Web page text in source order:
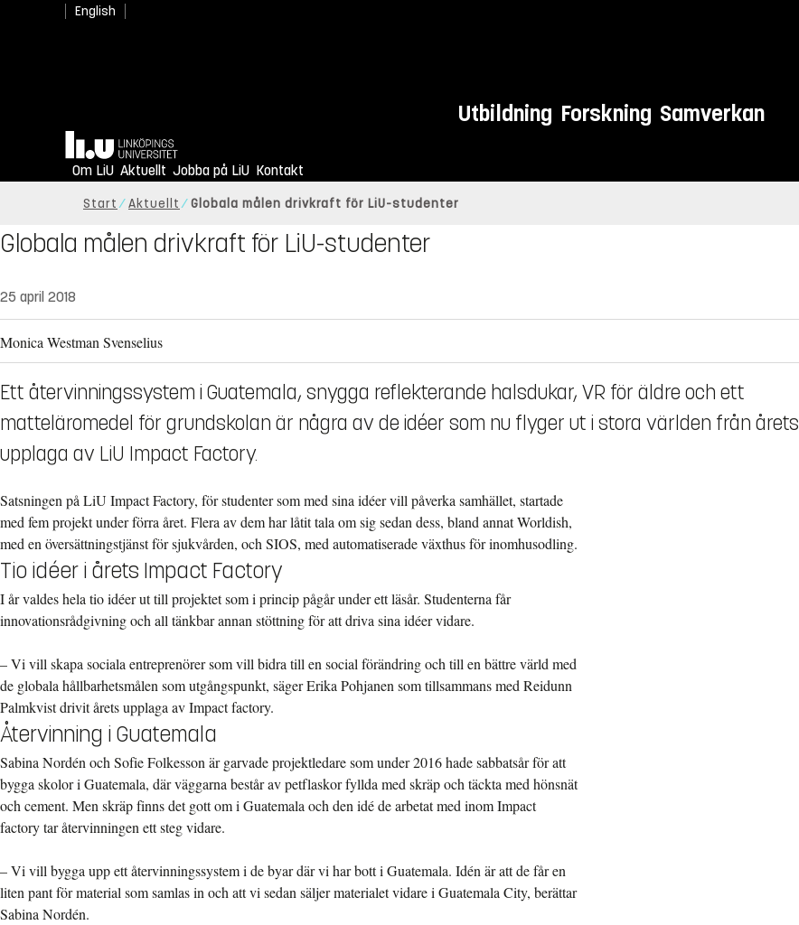
English
Utbildning Forskning Samverkan
Hem
Om LiU Aktuellt Jobba på LiU Kontakt
Start Aktuellt Globala målen drivkraft för LiU-studenter
Globala målen drivkraft för LiU-studenter
25 april 2018
Monica Westman Svenselius
Ett återvinningssystem i Guatemala, snygga reflekterande halsdukar, VR för äldre och ett
matteläromedel för grundskolan är några av de idéer som nu flyger ut i stora världen från årets
upplaga av LiU Impact Factory.
Satsningen på LiU Impact Factory, för studenter som med sina idéer vill påverka samhället, startade
med fem projekt under förra året. Flera av dem har låtit tala om sig sedan dess, bland annat Worldish,
med en översättningstjänst för sjukvården, och SIOS, med automatiserade växthus för inomhusodling.
Tio idéer i årets Impact Factory
I år valdes hela tio idéer ut till projektet som i princip pågår under ett läsår. Studenterna får
innovationsrådgivning och all tänkbar annan stöttning för att driva sina idéer vidare.
– Vi vill skapa sociala entreprenörer som vill bidra till en social förändring och till en bättre värld med
de globala hållbarhetsmålen som utgångspunkt, säger Erika Pohjanen som tillsammans med Reidunn
Palmkvist drivit årets upplaga av Impact factory.
Återvinning i Guatemala
Sabina Nordén och Sofie Folkesson är garvade projektledare som under 2016 hade sabbatsår för att
bygga skolor i Guatemala, där väggarna består av petflaskor fyllda med skräp och täckta med hönsnät
och cement. Men skräp finns det gott om i Guatemala och den idé de arbetat med inom Impact
factory tar återvinningen ett steg vidare.
– Vi vill bygga upp ett återvinningssystem i de byar där vi har bott i Guatemala. Idén är att de får en
liten pant för material som samlas in och att vi sedan säljer materialet vidare i Guatemala City, berättar
Sabina Nordén.